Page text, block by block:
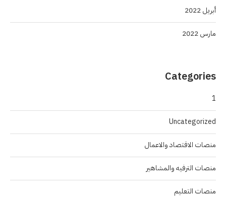
أبريل 2022
مارس 2022
Categories
1
Uncategorized
منصات الاقتصاد والاعمال
منصات الترفيه والمشاهير
منصات التعليم